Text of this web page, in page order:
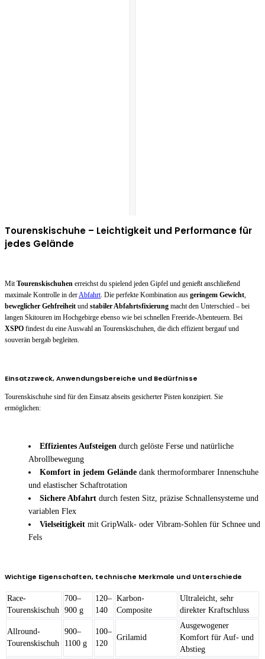
Tourenskischuhe – Leichtigkeit und Performance für
jedes Gelände
MitTourenskischuhen erreichst du spielend jeden Gipfel und genießt anschließend
maximale Kontrolle in derAbfahrt. Die perfekte Kombination aus geringem Gewicht,
beweglicher Gehfreiheit und stabiler Abfahrtsfixierung macht den Unterschied – bei
langen Skitouren im Hochgebirge ebenso wie bei schnellen Freeride-Abenteuern. Bei
XSPO findest du eine Auswahl an Tourenskischuhen, die dich effizient bergauf und
souverän bergab begleiten.
Einsatzzweck, Anwendungsbereiche und Bedürfnisse
Tourenskischuhe sind für den Einsatz abseits gesicherter Pisten konzipiert. Sie
ermöglichen:
Effizientes Aufsteigen durch gelöste Ferse und natürliche
Abrollbewegung
Komfort in jedem Gelände dank thermoformbarer Innenschuhe
und elastischer Schaftrotation
Sichere Abfahrt durch festen Sitz, präzise Schnallensysteme und
variablen Flex
Vielseitigkeit mit GripWalk- oder Vibram-Sohlen für Schnee und
Fels
Wichtige Eigenschaften, technische Merkmale und Unterschiede
Race-
Tourenski­schuh
700–
900 g
120–
140
Karbon-
Composite
Ultraleicht, sehr
direkter Kraft­schluss
Allround-
Tourenski­schuh
900–
1100 g
100–
120
Grilamid
Ausgewogener
Komfort für Auf- und
Abstieg